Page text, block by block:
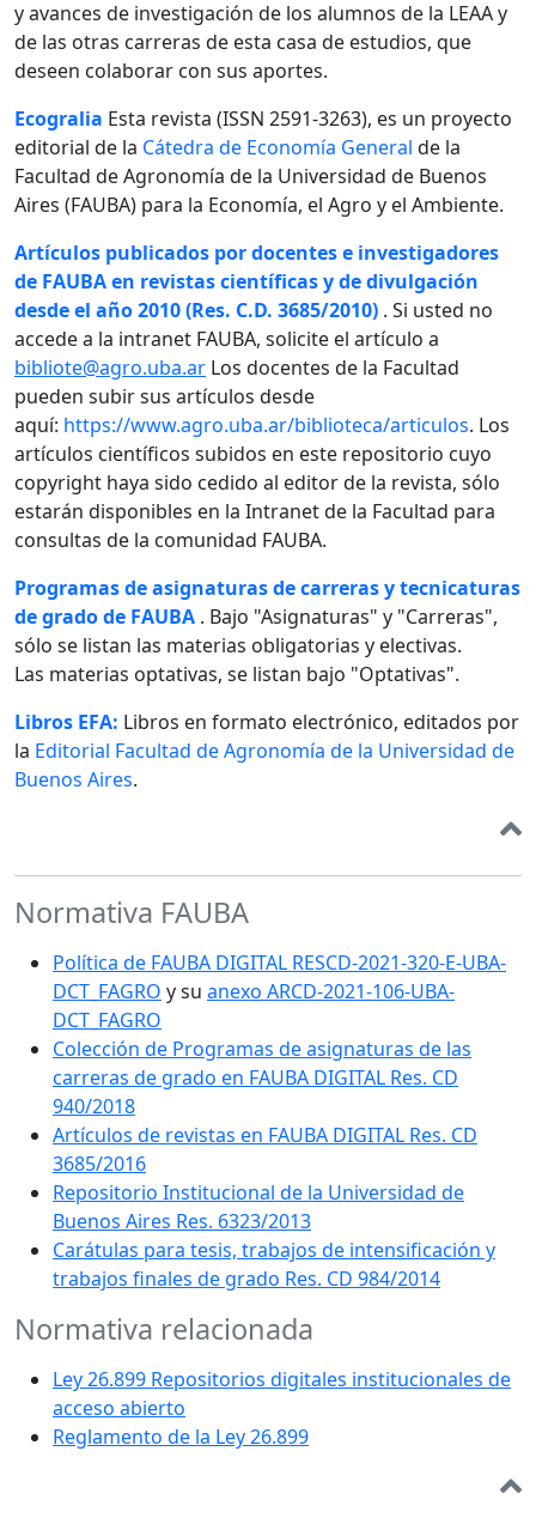
y avances de investigación de los alumnos de la LEAA y
de las otras carreras de esta casa de estudios, que
deseen colaborar con sus aportes.
Ecogralia Esta revista (ISSN 2591-3263), es un proyecto
editorial de la Cátedra de Economía General de la
Facultad de Agronomía de la Universidad de Buenos
Aires (FAUBA) para la Economía, el Agro y el Ambiente.
Artículos publicados por docentes e investigadores
de FAUBA en revistas científicas y de divulgación
desde el año 2010 (Res. C.D. 3685/2010) . Si usted no
accede a la intranet FAUBA, solicite el artículo a
bibliote@agro.uba.ar Los docentes de la Facultad
pueden subir sus artículos desde
aquí: https://www.agro.uba.ar/biblioteca/articulos. Los
artículos científicos subidos en este repositorio cuyo
copyright haya sido cedido al editor de la revista, sólo
estarán disponibles en la Intranet de la Facultad para
consultas de la comunidad FAUBA.
Programas de asignaturas de carreras y tecnicaturas
de grado de FAUBA . Bajo "Asignaturas" y "Carreras",
sólo se listan las materias obligatorias y electivas.
Las materias optativas, se listan bajo "Optativas".
Libros EFA: Libros en formato electrónico, editados por
la Editorial Facultad de Agronomía de la Universidad de
Buenos Aires.
Normativa FAUBA
Política de FAUBA DIGITAL RESCD-2021-320-E-UBA-
DCT_FAGRO y su anexo ARCD-2021-106-UBA-
DCT_FAGRO
Colección de Programas de asignaturas de las
carreras de grado en FAUBA DIGITAL Res. CD
940/2018
Artículos de revistas en FAUBA DIGITAL Res. CD
3685/2016
Repositorio Institucional de la Universidad de
Buenos Aires Res. 6323/2013
Carátulas para tesis, trabajos de intensificación y
trabajos finales de grado Res. CD 984/2014
Normativa relacionada
Ley 26.899 Repositorios digitales institucionales de
acceso abierto
Reglamento de la Ley 26.899